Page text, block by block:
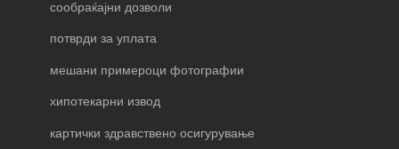
сообраќајни дозволи
потврди за уплата
мешани примероци фотографии
хипотекарни извод
картички здравствено осигурување